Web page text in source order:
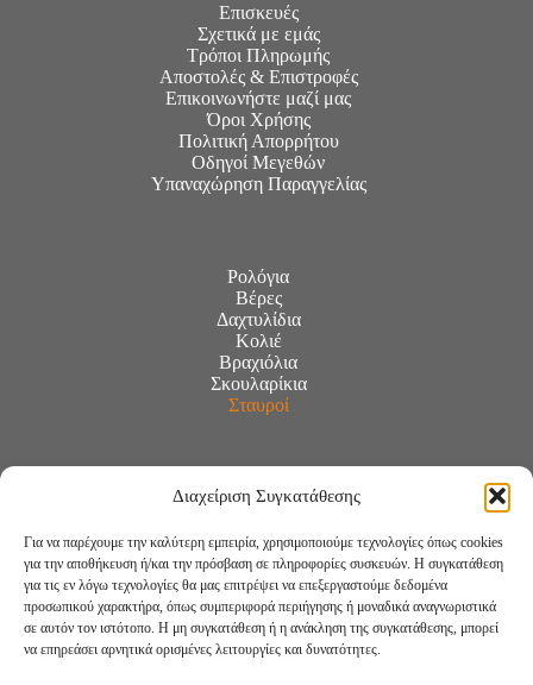
Διαχείριση Συγκατάθεσης
Για να παρέχουμε την καλύτερη εμπειρία, χρησιμοποιούμε τεχνολογίες όπως cookies
για την αποθήκευση ή/και την πρόσβαση σε πληροφορίες συσκευών. Η συγκατάθεση
για τις εν λόγω τεχνολογίες θα μας επιτρέψει να επεξεργαστούμε δεδομένα
προσωπικού χαρακτήρα, όπως συμπεριφορά περιήγησης ή μοναδικά αναγνωριστικά
σε αυτόν τον ιστότοπο. Η μη συγκατάθεση ή η ανάκληση της συγκατάθεσης, μπορεί
να επηρεάσει αρνητικά ορισμένες λειτουργίες και δυνατότητες.
Επισκευές
Σχετικά με εμάς
Τρόποι Πληρωμής
Αποστολές & Επιστροφές
Επικοινωνήστε μαζί μας
Όροι Χρήσης
Πολιτική Απορρήτου
Οδηγοί Μεγεθών
Υπαναχώρηση Παραγγελίας
Ρολόγια
Βέρες
Δαχτυλίδια
Κολιέ
Βραχιόλια
Σκουλαρίκια
Σταυροί